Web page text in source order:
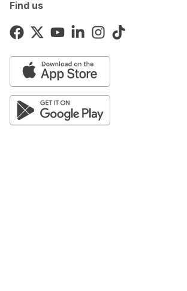
Find us"Pokušavam da budem bolji
Ipak, naglasio je Nikola da nema
"Ponekad lider mora da bude 'loš
granicu: da kažem teške stvari,
meni je potrebna kritika da bih
Govorio je i o svom specifičnom
"Još kao mlađi nisam mogao da
druga rešenja poput poludistanci,
bio jedini način da postižem
na tome sa trenerom Ogijem
radim, ali upravo tako sam počeo